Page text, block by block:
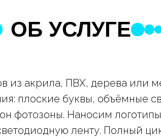
ОБ УСЛУГЕ
акрила, ПВХ, дерева или
плоские буквы, объёмные
фотозоны. Наносим
ленту. Полный